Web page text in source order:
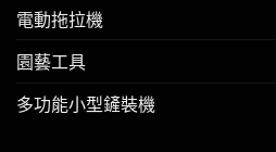
電動拖拉機
園藝工具
多功能小型鏟裝機